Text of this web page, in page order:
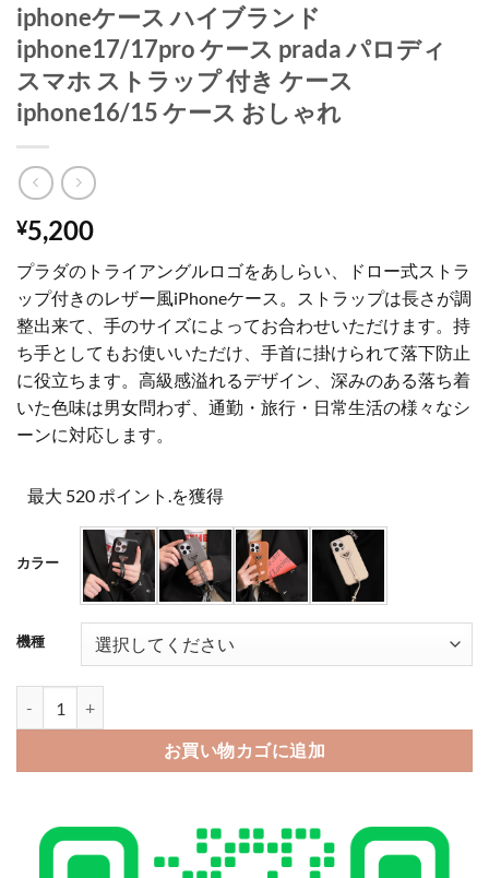
iphoneケース ハイブランド
iphone17/17pro ケース prada パロディ
スマホ ストラップ 付き ケース
iphone16/15 ケース おしゃれ
¥5,200
プラダのトライアングルロゴをあしらい、ドロー式ストラ
ップ付きのレザー風iPhoneケース。ストラップは長さが調
整出来て、手のサイズによってお合わせいただけます。持
ち手としてもお使いいただけ、手首に掛けられて落下防止
に役立ちます。高級感溢れるデザイン、深みのある落ち着
いた色味は男女問わず、通勤・旅行・日常生活の様々なシ
ーンに対応します。
最大 520 ポイント.を獲得
カラー
機種
お買い物カゴに追加